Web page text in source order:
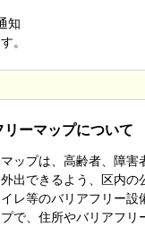
知
。
リーマップについて
ップは、高齢者、障害
出できるよう、区内の
レ等のバリアフリー設
で、住所やバリアフリ